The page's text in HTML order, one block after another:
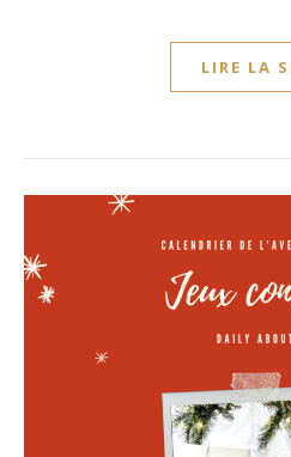
LIRE LA